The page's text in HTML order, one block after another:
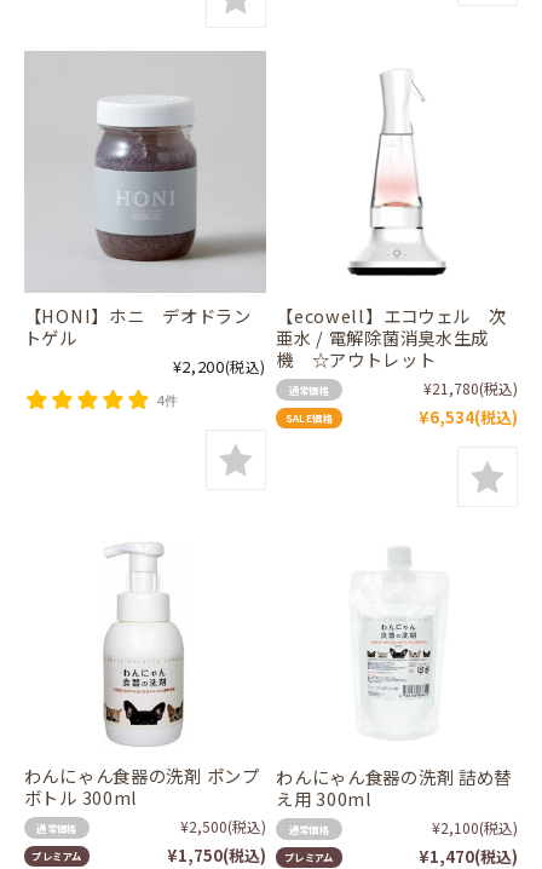
【HONI】ホニ デオドラン
トゲル
¥2,200(税込)
4件
【ecowell】エコウェル 次
亜水 / 電解除菌消臭水生成
機 ☆アウトレット
通常価格 ¥21,780(税込)
SALE価格 ¥6,534(税込)
わんにゃん食器の洗剤 ポンプ
ボトル 300ml
通常価格 ¥2,500(税込)
プレミアム ¥1,750(税込)
わんにゃん食器の洗剤 詰め替
え用 300ml
通常価格 ¥2,100(税込)
プレミアム ¥1,470(税込)